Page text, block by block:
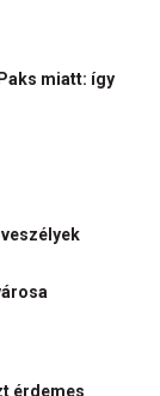
miatt: így
érdemes